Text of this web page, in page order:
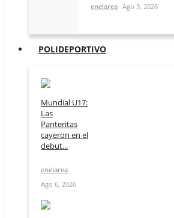
enelarea Ago 3, 2026
POLIDEPORTIVO
Mundial U17:
Las
Panteritas
cayeron en el
debut...
enelarea
Ago 6, 2026